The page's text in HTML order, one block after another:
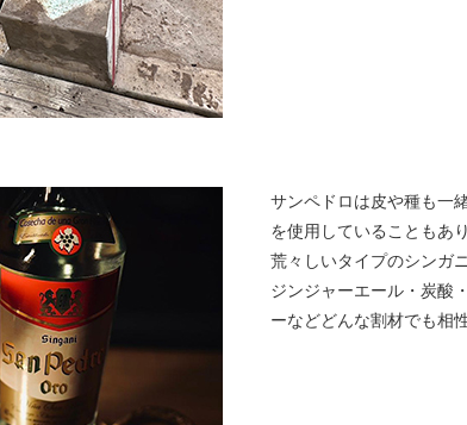
サンペドロは皮や種も一
を使用していることもあ
荒々しいタイプのシンガニ
ジンジャーエール・炭酸
ーなどどんな割材でも相